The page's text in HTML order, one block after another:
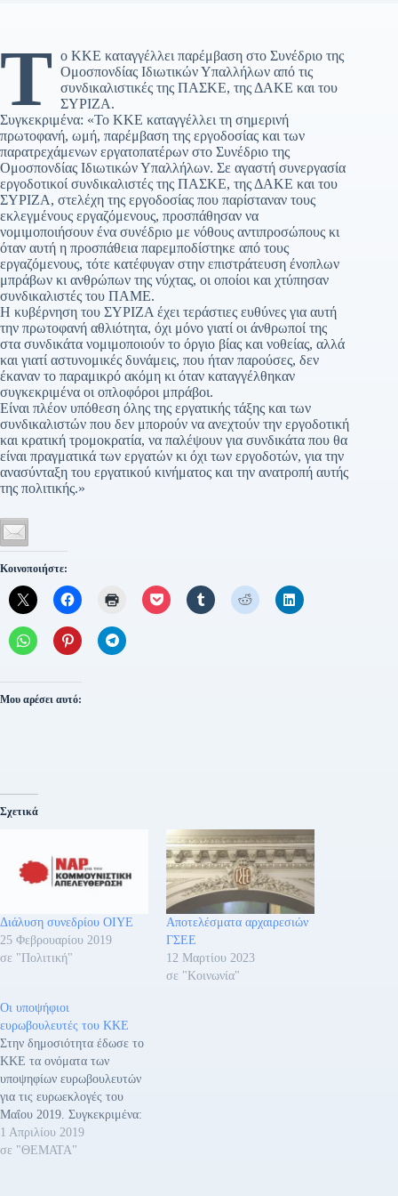
Τ ο ΚΚΕ καταγγέλλει παρέμβαση στο Συνέδριο της
Ομοσπονδίας Ιδιωτικών Υπαλλήλων από τις
συνδικαλιστικές της ΠΑΣΚΕ, της ΔΑΚΕ και του
ΣΥΡΙΖΑ.
Συγκεκριμένα: «Το ΚΚΕ καταγγέλλει τη σημερινή
πρωτοφανή, ωμή, παρέμβαση της εργοδοσίας και των
παρατρεχάμενων εργατοπατέρων στο Συνέδριο της
Ομοσπονδίας Ιδιωτικών Υπαλλήλων. Σε αγαστή συνεργασία
εργοδοτικοί συνδικαλιστές της ΠΑΣΚΕ, της ΔΑΚΕ και του
ΣΥΡΙΖΑ, στελέχη της εργοδοσίας που παρίσταναν τους
εκλεγμένους εργαζόμενους, προσπάθησαν να
νομιμοποιήσουν ένα συνέδριο με νόθους αντιπροσώπους κι
όταν αυτή η προσπάθεια παρεμποδίστηκε από τους
εργαζόμενους, τότε κατέφυγαν στην επιστράτευση ένοπλων
μπράβων κι ανθρώπων της νύχτας, οι οποίοι και χτύπησαν
συνδικαλιστές του ΠΑΜΕ.
Η κυβέρνηση του ΣΥΡΙΖΑ έχει τεράστιες ευθύνες για αυτή
την πρωτοφανή αθλιότητα, όχι μόνο γιατί οι άνθρωποί της
στα συνδικάτα νομιμοποιούν το όργιο βίας και νοθείας, αλλά
και γιατί αστυνομικές δυνάμεις, που ήταν παρούσες, δεν
έκαναν το παραμικρό ακόμη κι όταν καταγγέλθηκαν
συγκεκριμένα οι οπλοφόροι μπράβοι.
Είναι πλέον υπόθεση όλης της εργατικής τάξης και των
συνδικαλιστών που δεν μπορούν να ανεχτούν την εργοδοτική
και κρατική τρομοκρατία, να παλέψουν για συνδικάτα που θα
είναι πραγματικά των εργατών κι όχι των εργοδοτών, για την
ανασύνταξη του εργατικού κινήματος και την ανατροπή αυτής
της πολιτικής.»
Κοινοποιήστε:
Μου αρέσει αυτό:
Σχετικά
Διάλυση συνεδρίου ΟΙΥΕ
25 Φεβρουαρίου 2019
σε "Πολιτική"
Αποτελέσματα αρχαιρεσιών
ΓΣΕΕ
12 Μαρτίου 2023
σε "Κοινωνία"
Οι υποψήφιοι
ευρωβουλευτές του ΚΚΕ
Στην δημοσιότητα έδωσε το
ΚΚΕ τα ονόματα των
υποψηφίων ευρωβουλευτών
για τις ευρωεκλογές του
Μαΐου 2019. Συγκεκριμένα:
1. ΑΓΓΕΛΟΥ ΓΙΑΝΝΗΣ 57
ετών γεννήθηκε στην Αθήνα.
1 Απριλίου 2019
σε "ΘΕΜΑΤΑ"